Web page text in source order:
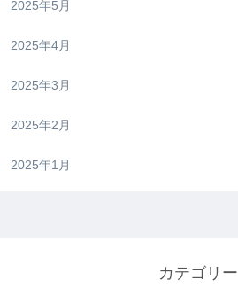
2025年5月
2025年4月
2025年3月
2025年2月
2025年1月
カテゴリー